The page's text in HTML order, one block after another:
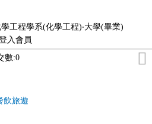
學工程學系(化學工程)‧大學(畢業)
入會員
數:0
飲旅遊